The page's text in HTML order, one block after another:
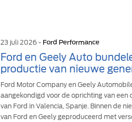
23 juli 2026 - Ford Performance
Ford en Geely Auto
productie van nieuwe
Ford Motor Company en Geely
aangekondigd voor de oprichting van
van Ford in Valencia, Spanje. Binnen de
van Ford en Geely geproduceerd met